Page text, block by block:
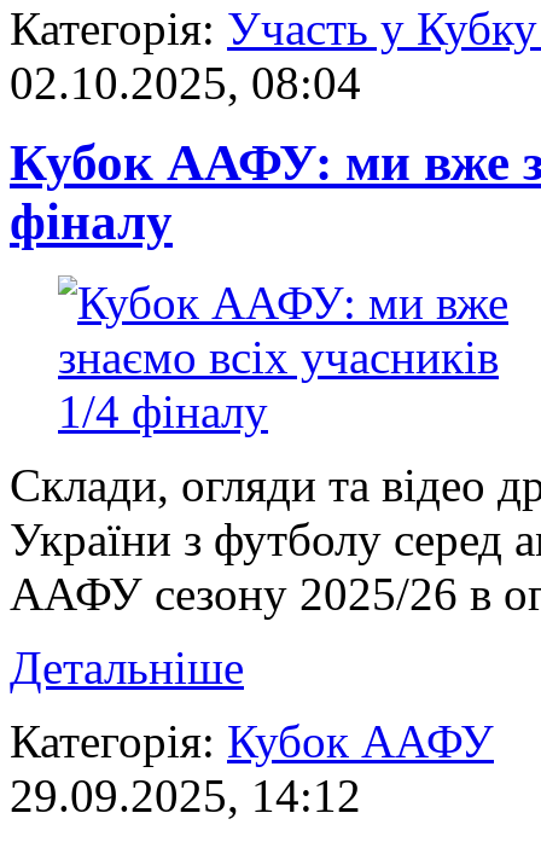
Категорія: Участь у
02.10.2025, 08:04
Кубок ААФУ: ми вже
фіналу
Склади, огляди та відео
України з футболу серед
ААФУ сезону 2025/26 в
Детальніше
Категорія: Кубок ААФУ
29.09.2025, 14:12